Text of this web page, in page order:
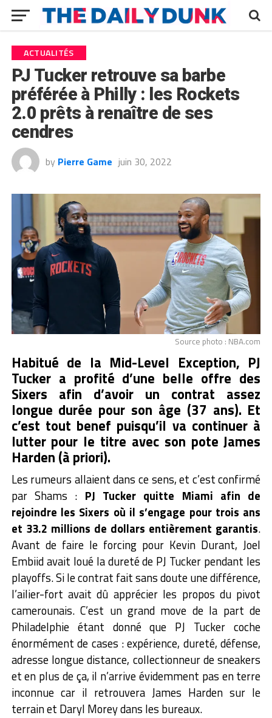
ACTUALITÉS
PJ Tucker retrouve sa barbe
préférée à Philly : les Rockets
2.0 prêts à renaître de ses
cendres
by Pierre Game juin 30, 2022
Source photo : NBA.com
Habitué de la Mid-Level Exception, PJ
Tucker a profité d’une belle offre des
Sixers afin d’avoir un contrat assez
longue durée pour son âge (37 ans). Et
c’est tout benef puisqu’il va continuer à
lutter pour le titre avec son pote James
Harden (à priori).
Les rumeurs allaient dans ce sens, et c’est confirmé
par Shams : PJ Tucker quitte Miami afin de
rejoindre les Sixers où il s’engage pour trois ans
et 33.2 millions de dollars entièrement garantis.
Avant de faire le forcing pour Kevin Durant, Joel
Embiid avait loué la dureté de PJ Tucker pendant les
playoffs. Si le contrat fait sans doute une différence,
l’ailier-fort avait dû apprécier les propos du pivot
camerounais.C’est un grand move de la part de
Philadelphie étant donné que PJ Tucker coche
énormément de cases : expérience, dureté, défense,
adresse longue distance, collectionneur de sneakers
et en plus de ça, il n’arrive évidemment pas en terre
inconnue car il retrouvera James Harden sur le
terrain et Daryl Morey dans les bureaux.